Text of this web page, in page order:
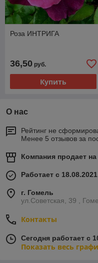
Роза ИНТРИГА
36,50 руб.
Купить
О нас
Рейтинг не
Менее 5 отзывов за
Компания продает на
Работает с 18.08.2021
г. Гомель
ул.Советская, 39 ,
Контакты
Сегодня работает с
Показать весь